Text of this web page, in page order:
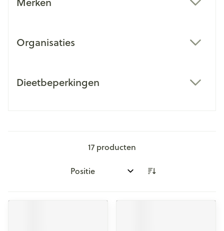
Organisaties
Dieetbeperkingen
17 producten
Sorteer op: